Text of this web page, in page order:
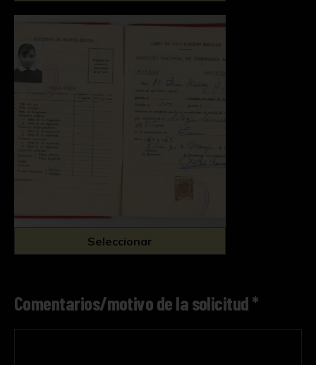
Seleccionar
Comentarios/motivo de la solicitud *